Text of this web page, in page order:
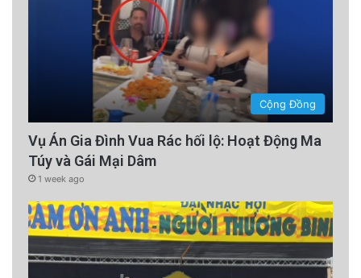
Cộng Đồng
Vụ Án Gia Đình Vua Rác hối lộ: Hoạt Động Ma
Túy và Gái Mại Dâm
1 week ago